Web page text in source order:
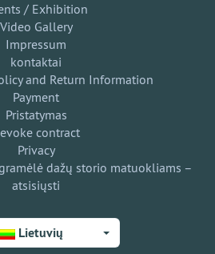
/ Exhibition
Video Gallery
Impressum
kontaktai
and Return Information
Payment
Pristatymas
contract
Privacy
dažų storio matuokliams –
atsisiųsti
Lietuvių